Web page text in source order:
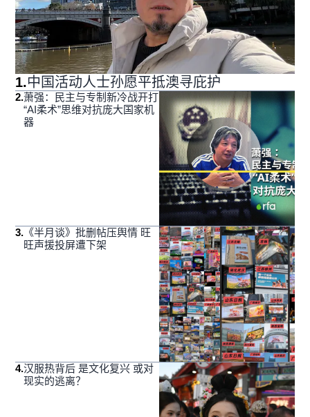
1.中国活动人士孙愿平抵澳寻庇护
2.萧强：民主与专制新冷战开打
“AI柔术”思维对抗庞大国家机
器
3. 《半月谈》批删帖压舆情 旺
旺声援投屏遭下架
4.汉服热背后 是文化复兴 或对
现实的逃离？